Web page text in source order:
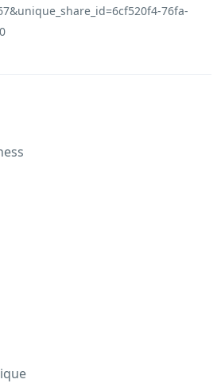
76fa-